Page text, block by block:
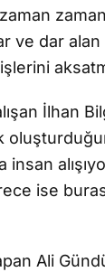
zaman
ve dar alan
İlhan
ise
Ali